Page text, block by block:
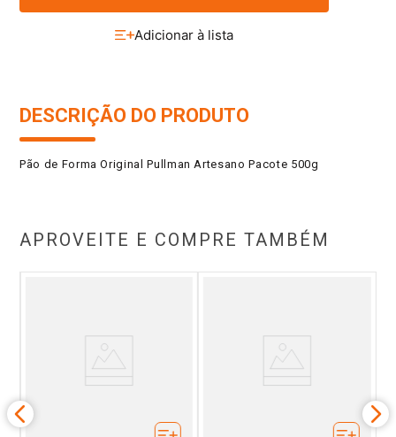
DESCRIÇÃO DO PRODUTO
Pão de Forma Original Pullman Artesano Pacote 500g
APROVEITE E COMPRE TAMBÉM